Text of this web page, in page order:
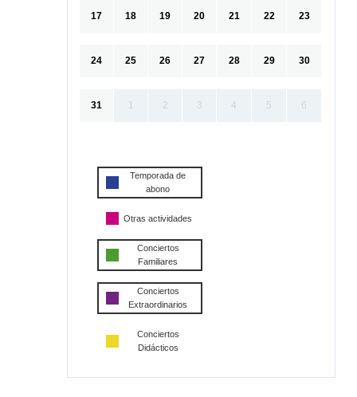
17 18 19 20 21 22 23
24 25 26 27 28 29 30
31 1 2 3 4 5 6
Temporada de
abono
Otras actividades
Conciertos
Familiares
Conciertos
Extraordinarios
Conciertos
Didácticos